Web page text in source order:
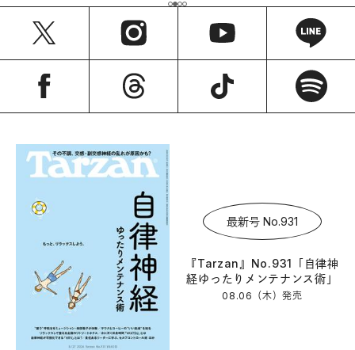
最新号 No.931
『Tarzan』No.931「自律神
経ゆったりメンテナンス術」
08.06（木）発売